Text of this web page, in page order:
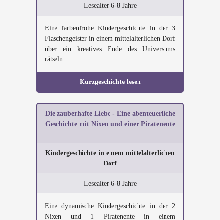
Lesealter 6-8 Jahre
Eine farbenfrohe Kindergeschichte in der 3
Flaschengeister in einem mittelalterlichen Dorf
über ein kreatives Ende des Universums
rätseln. ...
Kurzgeschichte lesen
Die zauberhafte Liebe - Eine abenteuerliche
Geschichte mit Nixen und einer Piratenente
Kindergeschichte in einem mittelalterlichen
Dorf
Lesealter 6-8 Jahre
Eine dynamische Kindergeschichte in der 2
Nixen und 1 Piratenente in einem